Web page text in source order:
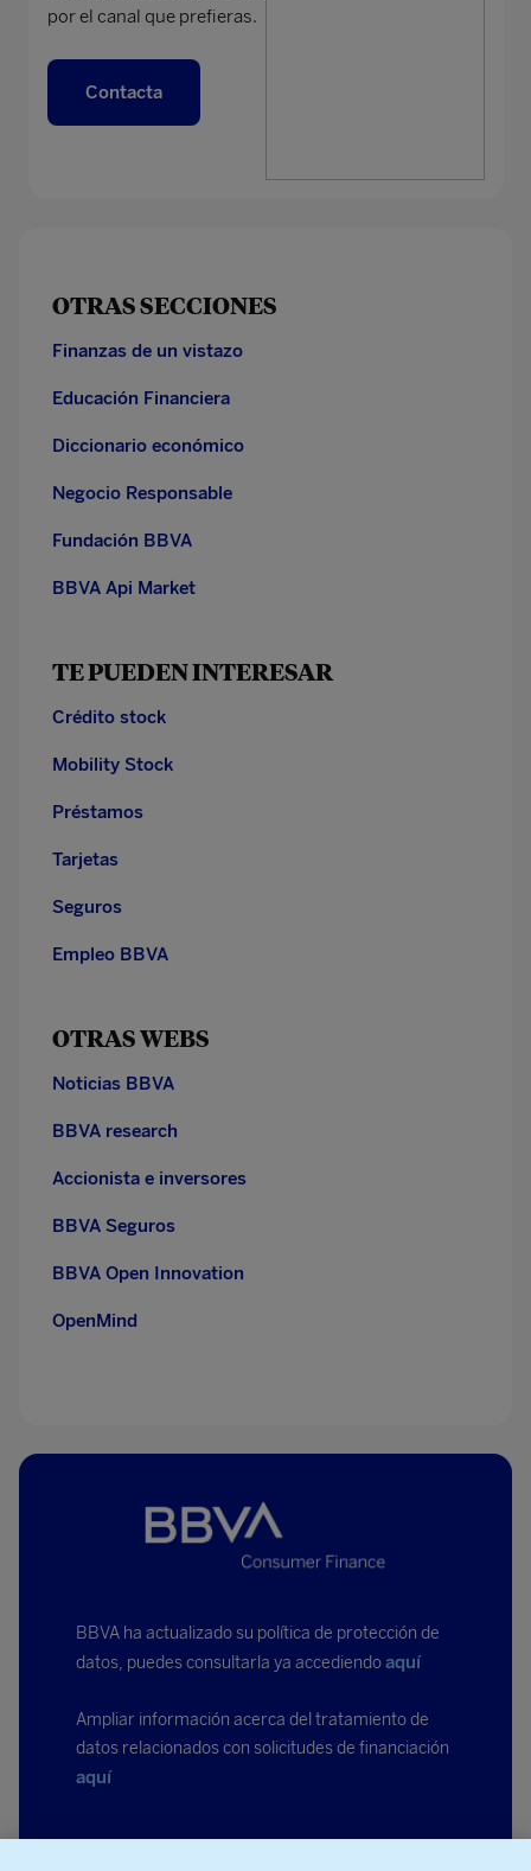
por el canal que prefieras.
Contacta
OTRAS SECCIONES
Finanzas de un vistazo
Educación Financiera
Diccionario económico
Negocio Responsable
Fundación BBVA
BBVA Api Market
TE PUEDEN INTERESAR
Crédito stock
Mobility Stock
Préstamos
Tarjetas
Seguros
Empleo BBVA
OTRAS WEBS
Noticias BBVA
BBVA research
Accionista e inversores
BBVA Seguros
BBVA Open Innovation
OpenMind
BBVA ha actualizado su política de protección de
datos, puedes consultarla ya accediendoaquí
Ampliar información acerca del tratamiento de
datos relacionados con solicitudes de financiación
aquí